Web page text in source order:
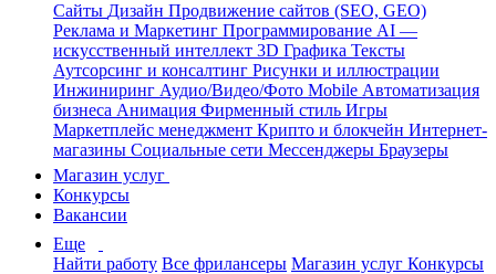
Сайты Дизайн Продвижение сайтов (SEO, GEO)
Реклама и Маркетинг Программирование AI —
искусственный интеллект 3D Графика Тексты
Аутсорсинг и консалтинг Рисунки и иллюстрации
Инжиниринг Аудио/Видео/Фото Mobile Автоматизация
бизнеса Анимация Фирменный стиль Игры
Маркетплейс менеджмент Крипто и блокчейн Интернет-
магазины Социальные сети Мессенджеры Браузеры
Магазин услуг
Конкурсы
Вакансии
Еще
Найти работу Все фрилансеры Магазин услуг Конкурсы